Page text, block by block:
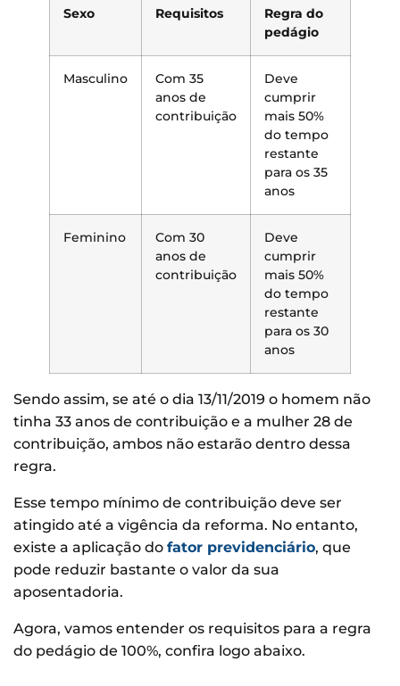
Sexo Requisitos
Regra do
pedágio
Masculino
Com 35
anos de
contribuição
Deve
cumprir
mais 50%
do tempo
restante
para os 35
anos
Feminino
Com 30
anos de
contribuição
Deve
cumprir
mais 50%
do tempo
restante
para os 30
anos
Sendo assim, se até o dia 13/11/2019 o homem não
tinha 33 anos de contribuição e a mulher 28 de
contribuição, ambos não estarão dentro dessa
regra.
Esse tempo mínimo de contribuição deve ser
atingido até a vigência da reforma. No entanto,
existe a aplicação do fator previdenciário, que
pode reduzir bastante o valor da sua
aposentadoria.
Agora, vamos entender os requisitos para a regra
do pedágio de 100%, confira logo abaixo.